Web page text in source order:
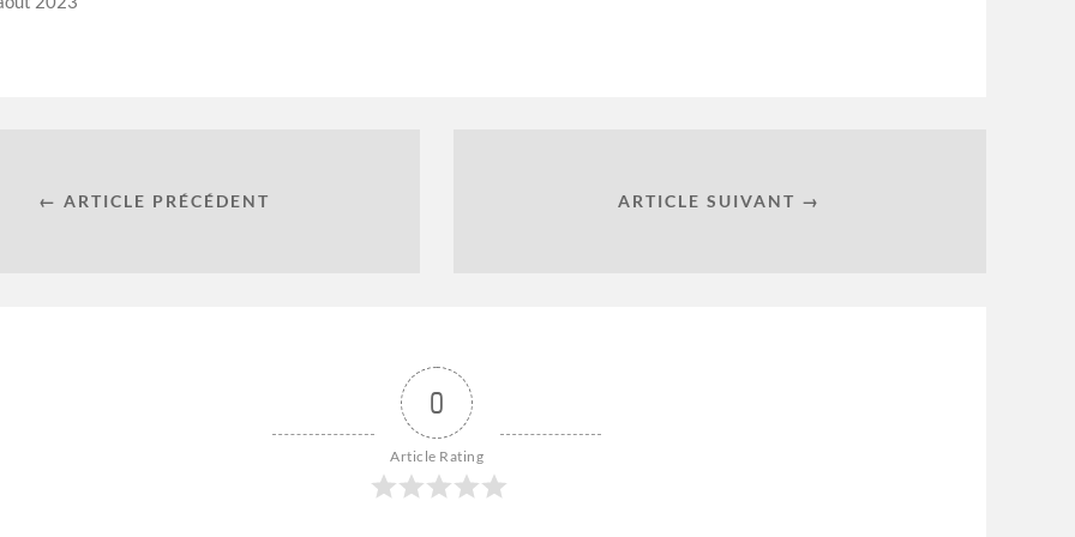
← ARTICLE PRÉCÉDENT ARTICLE SUIVANT →
0
Article Rating